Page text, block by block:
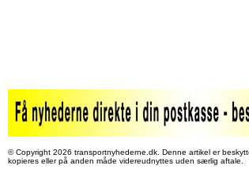
© Copyright 2026 transportnyhederne.dk. Denne artikel er
kopieres eller på anden måde videreudnyttes uden særlig aftale.